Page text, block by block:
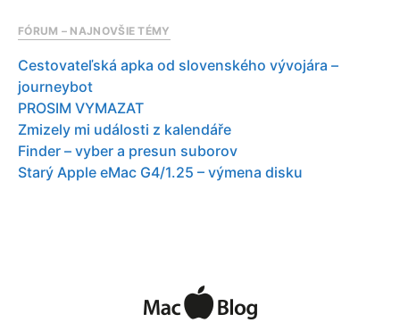
FÓRUM – NAJNOVŠIE TÉMY
Cestovateľská apka od slovenského vývojára –
journeybot
PROSIM VYMAZAT
Zmizely mi události z kalendáře
Finder – vyber a presun suborov
Starý Apple eMac G4/1.25 – výmena disku